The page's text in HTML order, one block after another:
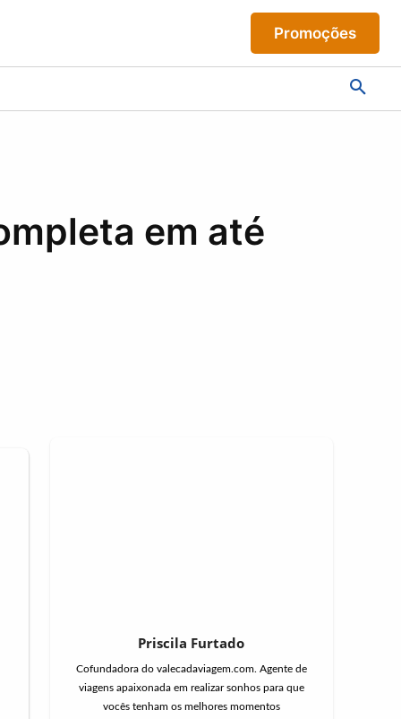
Promoções
em até
Priscila Furtado
Cofundadora do valecadaviagem.com. Agente de
viagens apaixonada em realizar sonhos para que
vocês tenham os melhores momentos